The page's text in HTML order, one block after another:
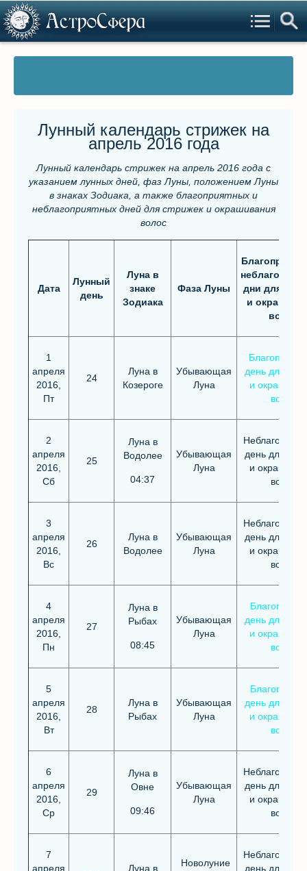
Лунный календарь стрижек на
апрель 2016 года
Лунный календарь стрижек на апрель 2016 года с
указанием лунных дней, фаз Луны, положением Луны
в знаках Зодиака, а также благоприятных и
неблагоприятных дней для стрижек и окрашивания
волос
Дата
Лунный
день
Луна в
знаке
Зодиака
Фаза Луны
дни для
и
волос
1
апреля
2016,
Пт
24
Луна в
Козероге
Убывающая
Луна
день для
и
волос
2
апреля
2016,
Сб
25
Луна в
Водолее
04:37
Убывающая
Луна
день для
и
волос
3
апреля
2016,
Вс
26
Луна в
Водолее
Убывающая
Луна
день для
и
волос
4
апреля
2016,
Пн
27
Луна в
Рыбах
08:45
Убывающая
Луна
день для
и
волос
5
апреля
2016,
Вт
28
Луна в
Рыбах
Убывающая
Луна
день для
и
волос
6
апреля
2016,
Ср
29
Луна в
Овне
09:46
Убывающая
Луна
день для
и
волос
7
апреля
Луна в
Новолуние
день для